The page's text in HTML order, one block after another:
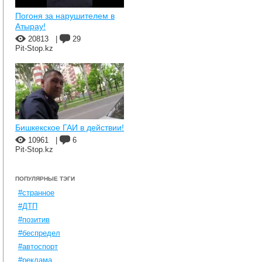
Погоня за нарушителем в
Атырау!
20813
29
Pit-Stop.kz
Бишкекское ГАИ в действии!
10961
6
Pit-Stop.kz
ПОПУЛЯРНЫЕ ТЭГИ
#странное
#ДТП
#позитив
#беспредел
#автоспорт
#реклама